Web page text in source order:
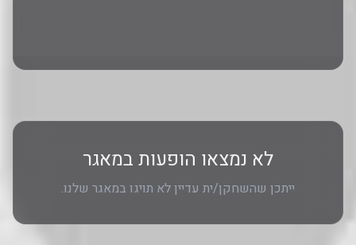
לא נמצאו הופעות במאגר
ייתכן שהשחקן/ית עדיין לא תויגו במאגר שלנו.